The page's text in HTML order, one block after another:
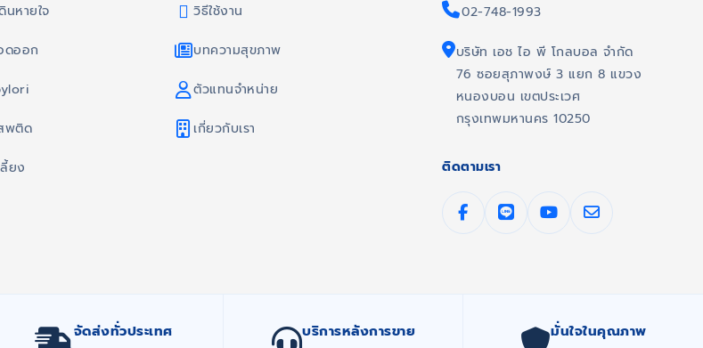
นหายใจ
ดออก
พติด
ยง
วิธีใช้งาน
บทความสุขภาพ
ตัวแทนจำหน่าย
เกี่ยวกับเรา
02-748-1993
บริษัท เอช ไอ พี โกลบอล จำกัด
76 ซอยสุภาพงษ์ 3 แยก 8 แขวง
หนองบอน เขตประเวศ
กรุงเทพมหานคร 10250
ติดตามเรา
จัดส่งทั่วประเทศ บริการหลังการขาย มั่นใจในคุณภาพ